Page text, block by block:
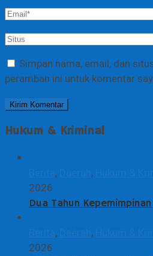
Simpan nama, email, dan
peramban ini untuk komentar
Hukum & Kriminal
, ,
2026
Dua Tahun
, ,
2026